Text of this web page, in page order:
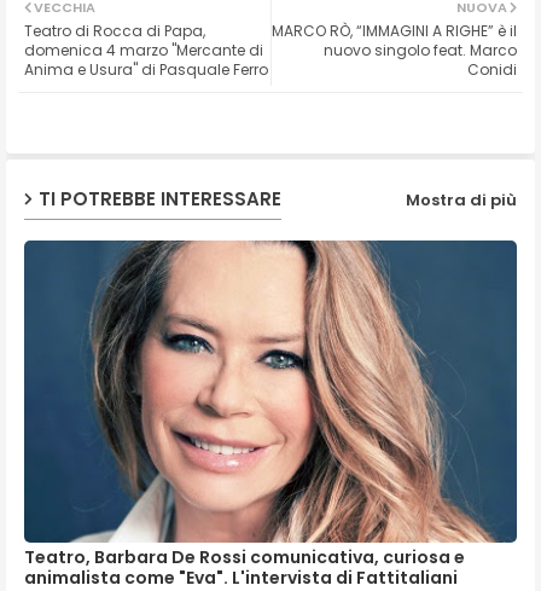
ter ats
NUOVA
MARCO RÒ, “IMMAGINI A RIGHE” è il
nuovo singolo feat. Marco
Conidi
VECCHIA
Teatro di Rocca di Papa,
domenica 4 marzo "Mercante di
Anima e Usura" di Pasquale Ferro
TI POTREBBE INTERESSARE Mostra di più
Teatro, Barbara De Rossi comunicativa, curiosa e
animalista come "Eva". L'intervista di Fattitaliani